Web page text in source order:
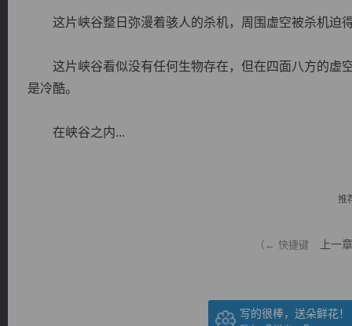
这片峡谷整日弥漫着骇人的杀机，周围虚空被杀机迫
这片峡谷看似没有任何生物存在，但在四面八方的虚
是冷酷。
在峡谷之内...
推
（← 快捷键 上一章
写的很棒，送朵鲜花！